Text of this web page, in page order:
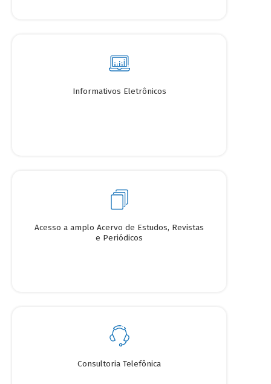
Informativos Eletrônicos
Acesso a amplo Acervo de Estudos, Revistas
e Periódicos
Consultoria Telefônica